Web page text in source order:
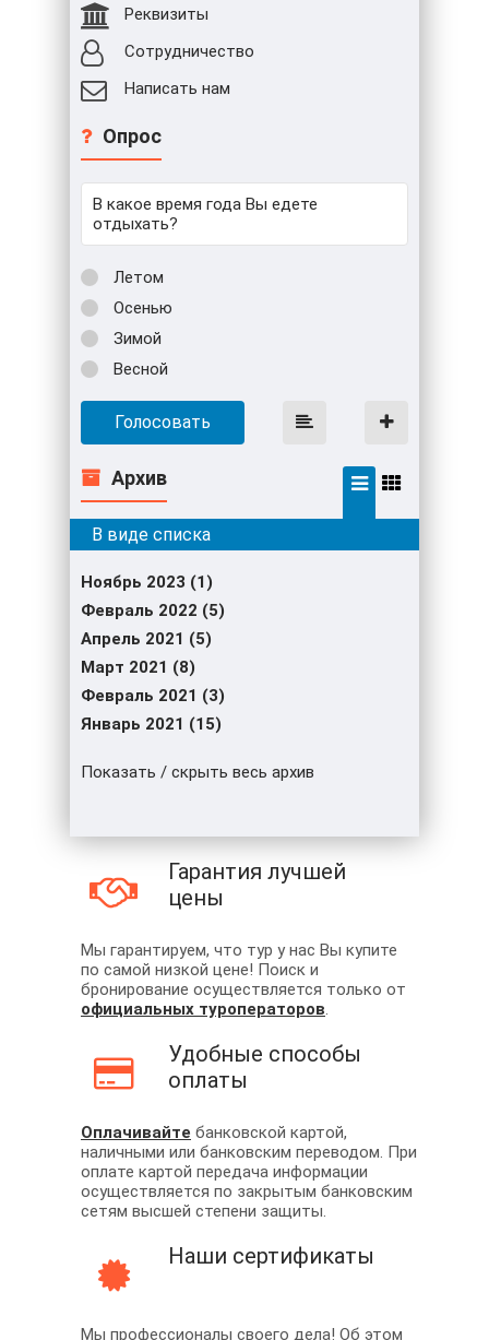
Реквизиты
Сотрудничество
Написать нам
Опрос
В какое время года Вы едете
отдыхать?
Летом
Осенью
Зимой
Весной
Голосовать
Архив
Ноябрь 2023 (1)
Февраль 2022 (5)
Апрель 2021 (5)
Март 2021 (8)
Февраль 2021 (3)
Январь 2021 (15)
Показать / скрыть весь архив
Гарантия лучшей
цены
Мы гарантируем, что тур у нас Вы купите
по самой низкой цене! Поиск и
бронирование осуществляется только от
официальных туроператоров.
Удобные способы
оплаты
Оплачивайте банковской картой,
наличными или банковским переводом. При
оплате картой передача информации
осуществляется по закрытым банковским
сетям высшей степени защиты.
Наши сертификаты
Мы профессионалы своего дела! Об этом